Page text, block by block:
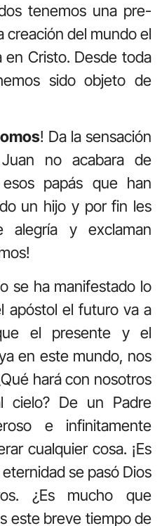
una pre-
creación del mundo el
en Cristo. Desde toda
sido objeto de
! Da la sensación
no acabara de
papás que han
un hijo y por fin les
alegría y exclaman
se ha manifestado lo
apóstol el futuro va a
el presente y el
en este mundo, nos
hará con nosotros
cielo? De un Padre
e infinitamente
cualquier cosa. ¡Es
se pasó Dios
¿Es mucho que
este breve tiempo de